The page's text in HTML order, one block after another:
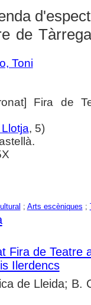
de Tàrrega
Toni
Fira de
, 5)
; Arts escèniques ;
Fira de Teatre
Ilerdencs
de Lleida; B.